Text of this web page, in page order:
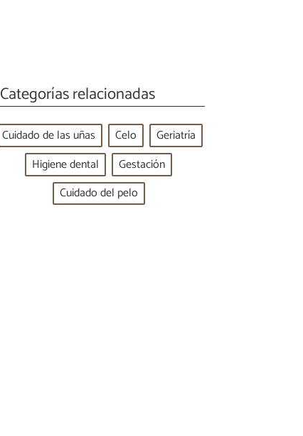
Categorías relacionadas
Cuidado de las uñas Celo
Geriatría
Higiene dental
Gestación
Cuidado del pelo